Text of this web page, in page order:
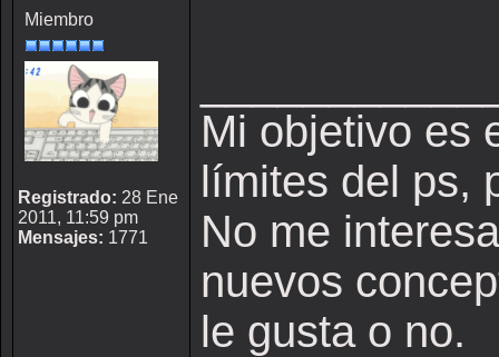
Miembro
Registrado: 28 Ene
2011, 11:59 pm
Mensajes: 1771
Mi objetivo es
límites del ps,
No me
nuevos
le gusta o no.